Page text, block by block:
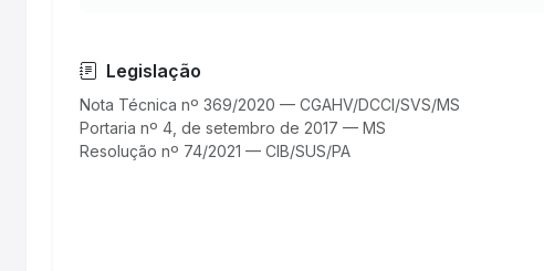
Legislação
Nota Técnica nº 369/2020 — CGAHV/DCCI/SVS/MS
Portaria nº 4, de setembro de 2017 — MS